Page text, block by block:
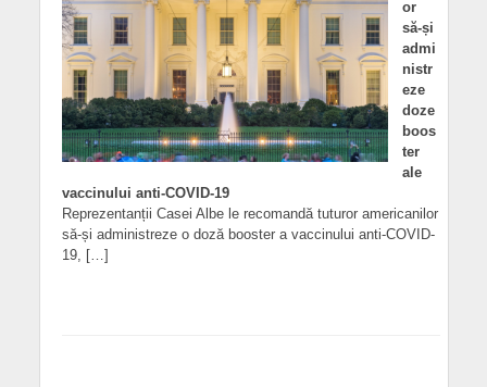
or
să-și
admi
nistr
eze
doze
boos
ter
ale
vaccinului anti-COVID-19
Reprezentanții Casei Albe le recomandă tuturor americanilor
să-și administreze o doză booster a vaccinului anti-COVID-
19, […]